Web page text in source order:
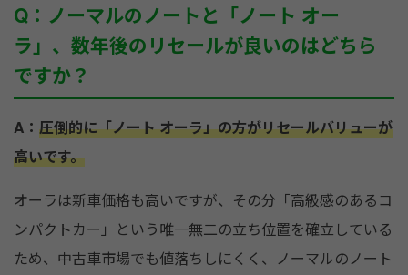
Q：ノーマルのノートと「ノート オー
ラ」、数年後のリセールが良いのはどちら
ですか？
A： 圧倒的に「ノート オーラ」の方がリセールバリューが
高いです。
オーラは新車価格も高いですが、その分「高級感のあるコ
ンパクトカー」という唯一無二の立ち位置を確立している
ため、中古車市場でも値落ちしにくく、ノーマルのノート